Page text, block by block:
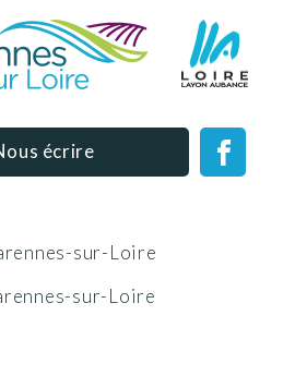
écrire
sur-Loire
sur-Loire